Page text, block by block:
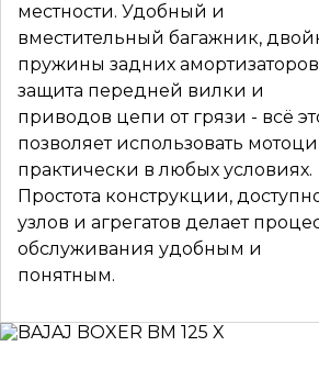
местности. Удобный и
вместительный багажник,
пружины задних
защита передней вилки и
приводов цепи от грязи - всё
позволяет использовать
практически в любых условиях.
Простота конструкции,
узлов и агрегатов делает
обслуживания удобным и
понятным.